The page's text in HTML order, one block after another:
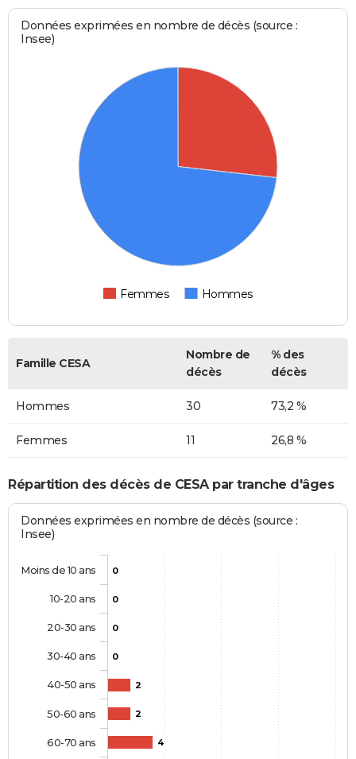
Données exprimées en nombre de décès (source :
Insee)
Femmes Hommes
Famille CESA
Nombre de
décès
% des
décès
Hommes 30 73,2 %
Femmes 11 26,8 %
Répartition des décès de CESA par tranche d'âges
Données exprimées en nombre de décès (source :
Insee)
0
0
0
0
2
2
4
Moins de 10 ans
10-20 ans
20-30 ans
30-40 ans
40-50 ans
50-60 ans
60-70 ans